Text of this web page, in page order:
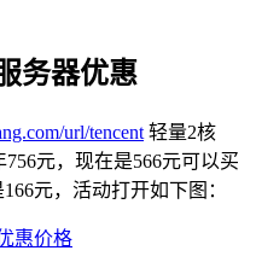
务器优惠
url/tencent 轻量2核
元，现在是566元可以买
元，活动打开如下图：